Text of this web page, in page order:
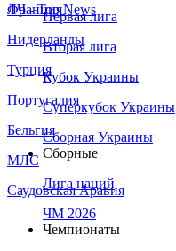
Франция
Нидерланды
Турция
Португалия
Бельгия
МЛС
Саудовская Аравия
ЛЧ - Top News
Первая лига
Вторая лига
Кубок Украины
Суперкубок Украины
Сборная Украины
Сборные
Лига наций
ЧМ 2026
Чемпионаты